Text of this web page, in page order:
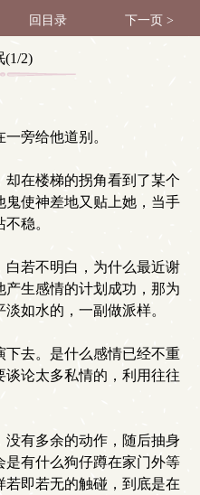
回目录 下一页 >
(1/2)
旁给他道别。
在楼梯的拐角看到了某个
使神差地又贴上她，当手
稳。
白若不明白，为什么最近谢
生感情的计划成功，那为
如水的，一副做派样。
去。是什么感情已经不重
论太多私情的，利用往往
有多余的动作，随后抽身
有什么狗仔蹲在家门外等
即若无的触碰，到底是在